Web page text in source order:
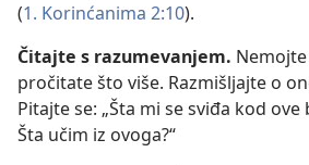
(1. Korinćanima 2:10).
Čitajte s razumevanjem.
pročitate što više. Razmišljajte o
Pitajte se: „Šta mi se sviđa kod
Šta učim iz ovoga?“